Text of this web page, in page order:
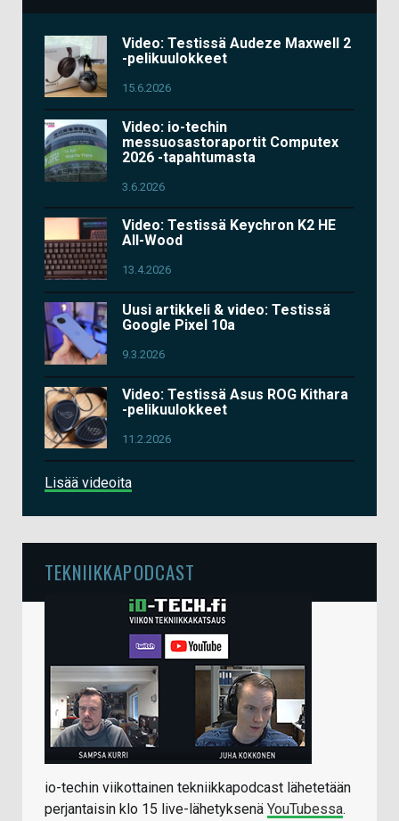
Video: Testissä Audeze Maxwell 2
-pelikuulokkeet
15.6.2026
Video: io-techin
messuosastoraportit Computex
2026 -tapahtumasta
3.6.2026
Video: Testissä Keychron K2 HE
All-Wood
13.4.2026
Uusi artikkeli & video: Testissä
Google Pixel 10a
9.3.2026
Video: Testissä Asus ROG Kithara
-pelikuulokkeet
11.2.2026
Lisää videoita
TEKNIIKKAPODCAST
io-techin viikottainen tekniikkapodcast lähetetään
perjantaisin klo 15 live-lähetyksenä YouTubessa.